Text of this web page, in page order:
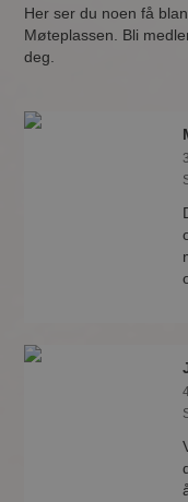
Her ser du noen få
Møteplassen. Bli
deg.